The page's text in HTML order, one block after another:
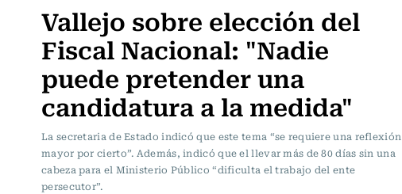
Vallejo sobre elección del
Fiscal Nacional: "Nadie
puede pretender una
candidatura a la medida"
La secretaria de Estado indicó que este tema “se requiere una reflexión
mayor por cierto”. Además, indicó que el llevar más de 80 días sin una
cabeza para el Ministerio Público “dificulta el trabajo del ente
persecutor”.